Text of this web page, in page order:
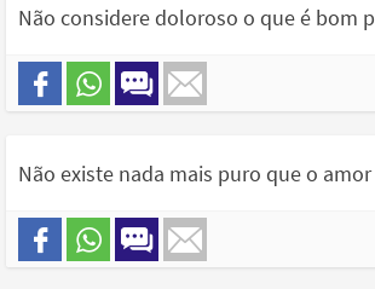
Não considere doloroso o que é bom
Não existe nada mais puro que o